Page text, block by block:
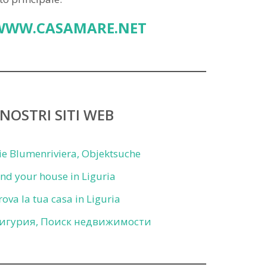
SITI WEB
Blumenriviera, Objektsuche
your house in Liguria
la tua casa in Liguria
Поиск недвижимости